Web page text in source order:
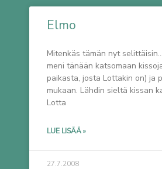
Elmo
Mitenkäs tämän nyt
meni tänään katsomaan
paikasta, josta Lottakin on) ja
mukaan. Lähdin sieltä kissan
Lotta
LUE LISÄÄ »
27.7.2008